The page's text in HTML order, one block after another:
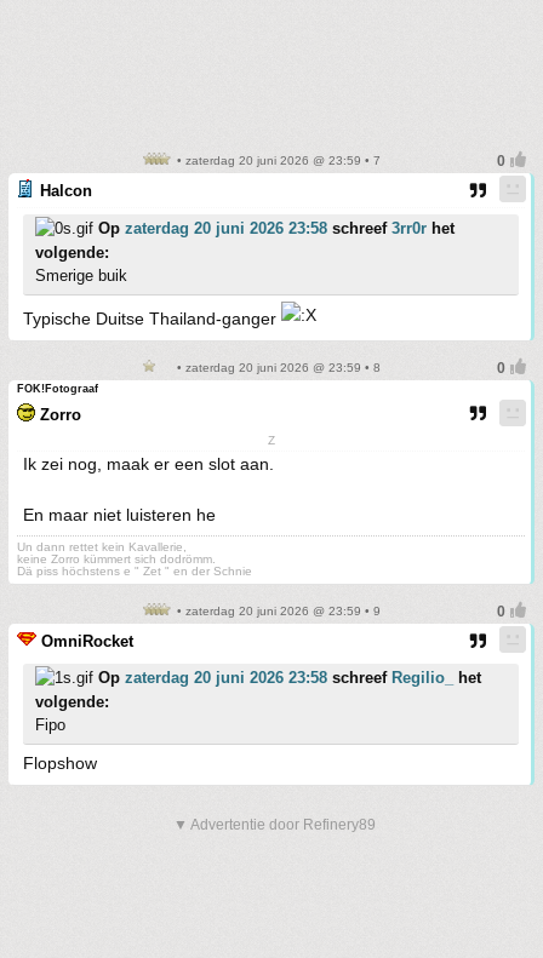
• zaterdag 20 juni 2026 @ 23:59 • 7
Halcon
Op zaterdag 20 juni 2026 23:58 schreef 3rr0r het
volgende:
Smerige buik
Typische Duitse Thailand-ganger
• zaterdag 20 juni 2026 @ 23:59 • 8
FOK!Fotograaf
Zorro
Z
Ik zei nog, maak er een slot aan.
En maar niet luisteren he
Un dann rettet kein Kavallerie,
keine Zorro kümmert sich dodrömm.
Dä piss höchstens e " Zet " en der Schnie
• zaterdag 20 juni 2026 @ 23:59 • 9
OmniRocket
Op zaterdag 20 juni 2026 23:58 schreef Regilio_
het
volgende:
Fipo
Flopshow
▼ Advertentie door Refinery89